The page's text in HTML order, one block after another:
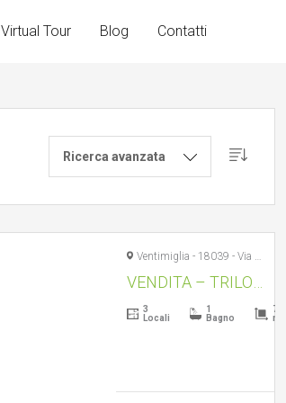
Virtual Tour Blog Contatti
Ricerca avanzata
Ventimiglia - 18039 - Via Falerina, 29
3
Locali
1
Bagno
74
m²